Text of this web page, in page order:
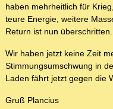
haben mehrheitlich für
teure Energie, weitere
Return ist nun überschritten.
Wir haben jetzt keine Zeit
Stimmungsumschwung in
Laden fährt jetzt gegen die
Gruß Plancius